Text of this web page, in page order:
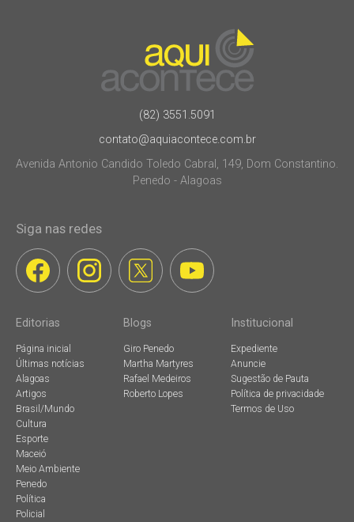
(82) 3551.5091
contato@aquiacontece.com.br
Avenida Antonio Candido Toledo Cabral, 149, Dom Constantino.
Penedo - Alagoas
Siga nas redes
Editorias
Página inicial
Últimas notícias
Alagoas
Artigos
Brasil/Mundo
Cultura
Esporte
Maceió
Meio Ambiente
Penedo
Política
Policial
Blogs
Giro Penedo
Martha Martyres
Rafael Medeiros
Roberto Lopes
Institucional
Expediente
Anuncie
Sugestão de Pauta
Política de privacidade
Termos de Uso